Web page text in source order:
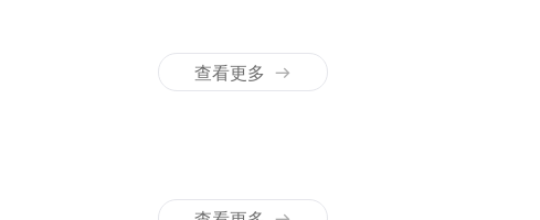
查看更多